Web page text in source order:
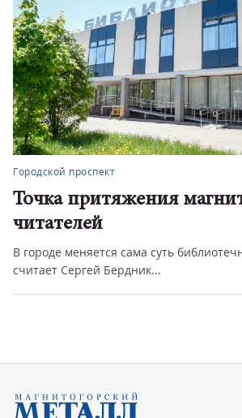
Городской проспект
Точка притяжения
читателей
В городе меняется сама суть
считает Сергей Бердник...